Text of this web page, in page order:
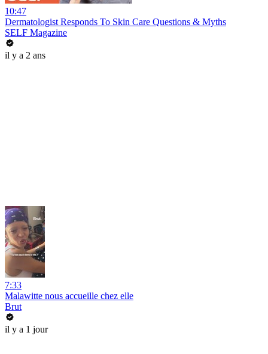
10:47
Dermatologist Responds To Skin Care Questions & Myths
SELF Magazine
il y a 2 ans
7:33
Malawitte nous accueille chez elle
Brut
il y a 1 jour